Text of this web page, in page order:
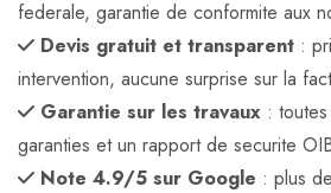
federale, garantie de conformite aux
Devis gratuit et transparent :
intervention, aucune surprise sur la
Garantie sur les travaux :
garanties et un rapport de securite
Note 4.9/5 sur Google : plus